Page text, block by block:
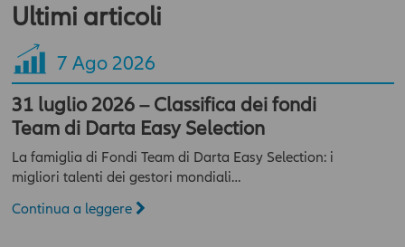
2000 e successive modifiche. Le dichiarazioni mendaci sono
sottostante, si dichiara di essere un professionista ed accettare
senza riserva o eccezione alcuna e sotto la propria
ulteriori specifiche avvertenze che potranno essere presenti in
sezioni o pagine del presente sito. In caso contrario l'accesso al
presente sito sarà negato.
Ultimi articoli
7 Ago 2026
31 luglio 2026 – Classifica dei fondi
Team di Darta Easy Selection
La famiglia di Fondi Team di Darta Easy Selection: i
migliori talenti dei gestori mondiali…
Continua a leggere